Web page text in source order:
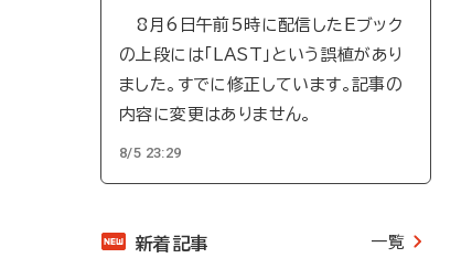
8月6日午前5時に配信したEブック
の上段には「LAST」という誤植があり
ました。すでに修正しています。記事の
内容に変更はありません。
8/5 23:29
新着記事 一覧